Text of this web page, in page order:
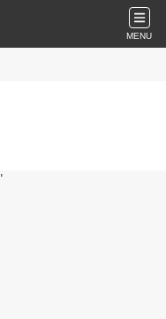
MENU